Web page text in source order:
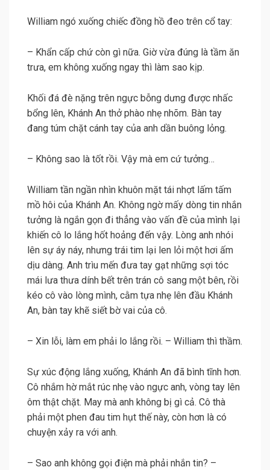
William ngó xuống chiếc đồng hồ đeo trên cổ tay:
– Khẩn cấp chứ còn gì nữa. Giờ vừa đúng là tầm ăn
trưa, em không xuống ngay thì làm sao kịp.
Khối đá đè nặng trên ngực bỗng dưng được nhấc
bổng lên, Khánh An thở phào nhẹ nhõm. Bàn tay
đang túm chặt cánh tay của anh dần buông lỏng.
– Không sao là tốt rồi. Vậy mà em cứ tưởng…
William tần ngần nhìn khuôn mặt tái nhợt lấm tấm
mồ hôi của Khánh An. Không ngờ mấy dòng tin nhắn
tưởng là ngắn gọn đi thẳng vào vấn đề của mình lại
khiến cô lo lắng hốt hoảng đến vậy. Lòng anh nhói
lên sự áy náy, nhưng trái tim lại len lỏi một hơi ấm
dịu dàng. Anh trìu mến đưa tay gạt những sợi tóc
mái lưa thưa dính bết trên trán cô sang một bên, rồi
kéo cô vào lòng mình, cằm tựa nhẹ lên đầu Khánh
An, bàn tay khẽ siết bờ vai của cô.
– Xin lỗi, làm em phải lo lắng rồi. – William thì thầm.
Sự xúc động lắng xuống, Khánh An đã bình tĩnh hơn.
Cô nhắm hờ mắt rúc nhẹ vào ngực anh, vòng tay lên
ôm thật chặt. May mà anh không bị gì cả. Cô thà
phải một phen đau tim hụt thế này, còn hơn là có
chuyện xảy ra với anh.
– Sao anh không gọi điện mà phải nhắn tin? –